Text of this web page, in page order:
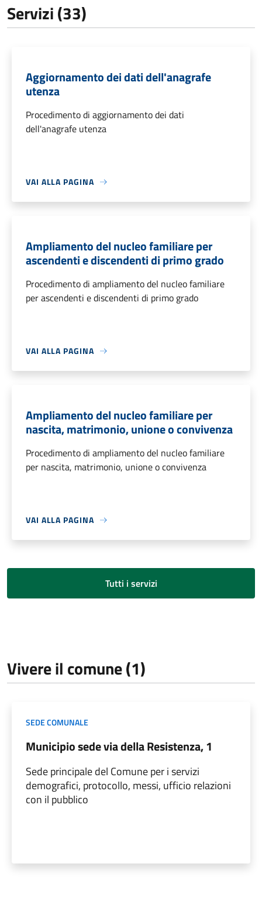
Servizi (33)
Aggiornamento dei dati dell'anagrafe
utenza
Procedimento di aggiornamento dei dati
dell'anagrafe utenza
VAI ALLA PAGINA
Ampliamento del nucleo familiare per
ascendenti e discendenti di primo grado
Procedimento di ampliamento del nucleo familiare
per ascendenti e discendenti di primo grado
VAI ALLA PAGINA
Ampliamento del nucleo familiare per
nascita, matrimonio, unione o convivenza
Procedimento di ampliamento del nucleo familiare
per nascita, matrimonio, unione o convivenza
VAI ALLA PAGINA
Tutti i servizi
Vivere il comune (1)
SEDE COMUNALE
Municipio sede via della Resistenza, 1
Sede principale del Comune per i servizi
demografici, protocollo, messi, ufficio relazioni
con il pubblico